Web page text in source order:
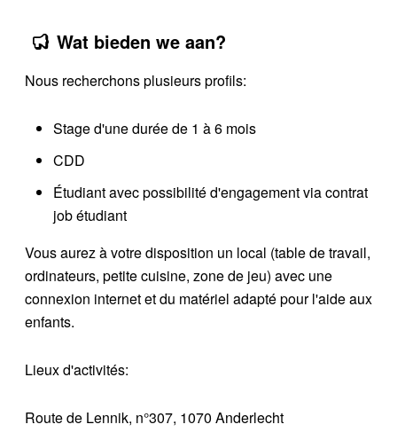
Wat bieden we aan?
Nous recherchons plusieurs profils:
Stage d'une durée de 1 à 6 mois
CDD
Étudiant avec possibilité d'engagement via contrat
job étudiant
Vous aurez à votre disposition un local (table de travail,
ordinateurs, petite cuisine, zone de jeu) avec une
connexion internet et du matériel adapté pour l'aide aux
enfants.
Lieux d'activités:
Route de Lennik, n°307, 1070 Anderlecht